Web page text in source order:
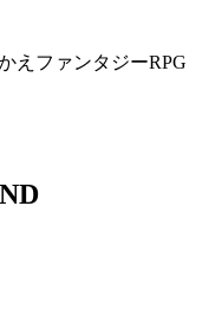
えファンタジーRPG